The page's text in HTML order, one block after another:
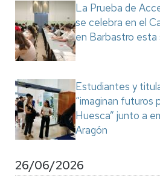
La Prueba de
se celebra en el
en Barbastro esta
Estudiantes y
“imaginan futuros
Huesca” junto a
Aragón
26/06/2026